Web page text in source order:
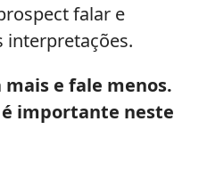
falar e
interpretações.
e fale menos.
importante neste